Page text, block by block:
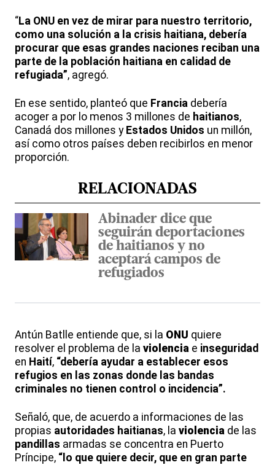
“La ONU en vez de mirar para nuestro territorio,
como una solución a la crisis haitiana, debería
procurar que esas grandes naciones reciban una
parte de la población haitiana en calidad de
refugiada”, agregó.
En ese sentido, planteó que Francia debería
acoger a por lo menos 3 millones de haitianos,
Canadá dos millones y Estados Unidos un millón,
así como otros países deben recibirlos en menor
proporción.
RELACIONADAS
Abinader dice que
seguirán deportaciones
de haitianos y no
aceptará campos de
refugiados
Antún Batlle entiende que, si la ONU quiere
resolver el problema de la violencia e inseguridad
en Haití, “debería ayudar a establecer esos
refugios en las zonas donde las bandas
criminales no tienen control o incidencia”.
Señaló, que, de acuerdo a informaciones de las
propias autoridades haitianas, la violencia de las
pandillas armadas se concentra en Puerto
Príncipe, “lo que quiere decir, que en gran parte